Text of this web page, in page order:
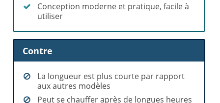
Conception moderne et pratique, facile à
utiliser
Contre
La longueur est plus courte par rapport
aux autres modèles
Peut se chauffer après de longues heures